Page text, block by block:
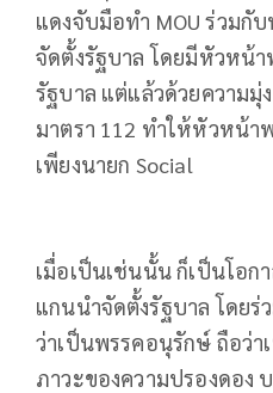
แดงจับมือทำ MOU ร่วมกั
จัดตั้งรัฐบาล โดยมีหัวหน้า
รัฐบาล แต่แล้วด้วยความมุ่
มาตรา 112 ทำให้หัวหน้า
เพียงนายก Social
เมื่อเป็นเช่นนั้น ก็เป็นโอก
แกนนำจัดตั้งรัฐบาล โดย
ว่าเป็นพรรคอนุรักษ์ ถือว่า
ภาวะของความปรองดอง